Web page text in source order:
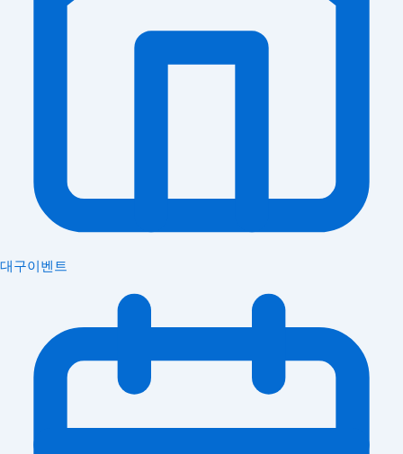
대구이벤트